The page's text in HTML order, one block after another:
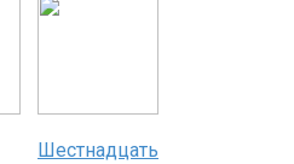
Шестнадцать